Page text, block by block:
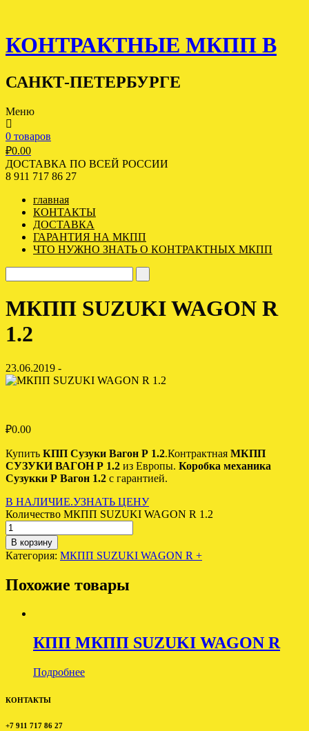
КОНТРАКТНЫЕ МКПП В
САНКТ-ПЕТЕРБУРГЕ
Меню
0 товаров
₽0.00
ДОСТАВКА ПО ВСЕЙ РОССИИ
8 911 717 86 27
главная
КОНТАКТЫ
ДОСТАВКА
ГАРАНТИЯ НА МКПП
ЧТО НУЖНО ЗНАТЬ О КОНТРАКТНЫХ МКПП
МКПП SUZUKI WAGON R
1.2
23.06.2019 -
₽0.00
Купить КПП Сузуки Вагон Р 1.2.Контрактная МКПП
СУЗУКИ ВАГОН Р 1.2 из Европы. Коробка механика
Сузукки Р Вагон 1.2 с гарантией.
В НАЛИЧИЕ.УЗНАТЬ ЦЕНУ
Количество МКПП SUZUKI WAGON R 1.2
В корзину
Категория: МКПП SUZUKI WAGON R +
Похожие товары
КПП МКПП SUZUKI WAGON R
Подробнее
КОНТАКТЫ
+7 911 717 86 27